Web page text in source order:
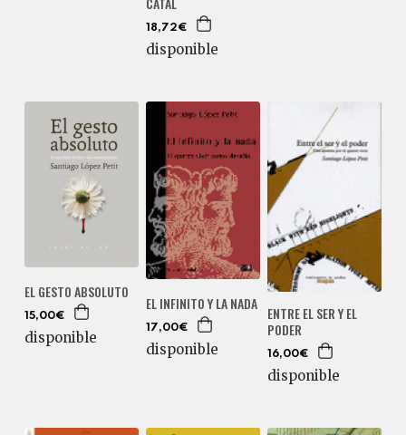
18,72€
disponible
EL GESTO ABSOLUTO
15,00€
disponible
EL INFINITO Y LA NADA
17,00€
disponible
ENTRE EL SER Y EL
PODER
16,00€
disponible